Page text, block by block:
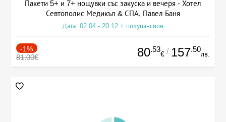
Пакети 5+ и 7+ нощувки със закуска и вечеря - Хотел
Севтополис Медикъл & СПА, Павел Баня
Дата: 02.04 - 20.12 + полупансион
-1%
81.00€ 80.53
€ / 157.50
лв.